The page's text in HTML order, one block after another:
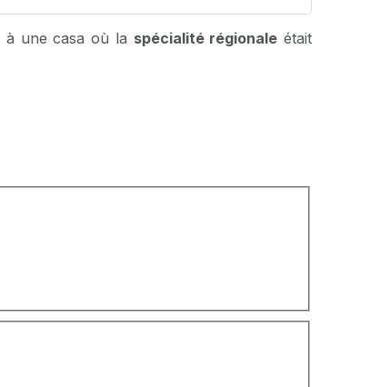
à une casa où la spécialité régionale était